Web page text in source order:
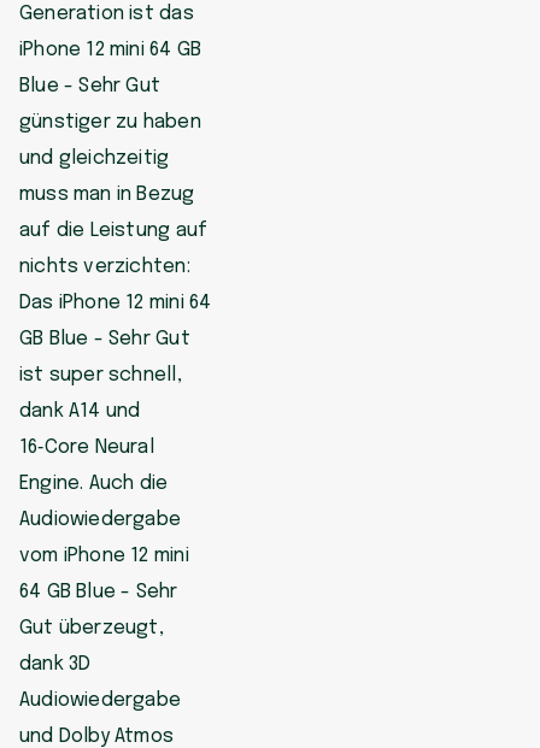
Generation ist das
iPhone 12 mini 64 GB
Blue - Sehr Gut
günstiger zu haben
und gleichzeitig
muss man in Bezug
auf die Leistung auf
nichts verzichten:
Das iPhone 12 mini 64
GB Blue - Sehr Gut
ist super schnell,
dank A14 und
16‑Core Neural
Engine. Auch die
Audiowiedergabe
vom iPhone 12 mini
64 GB Blue - Sehr
Gut überzeugt,
dank 3D
Audiowiedergabe
und Dolby Atmos